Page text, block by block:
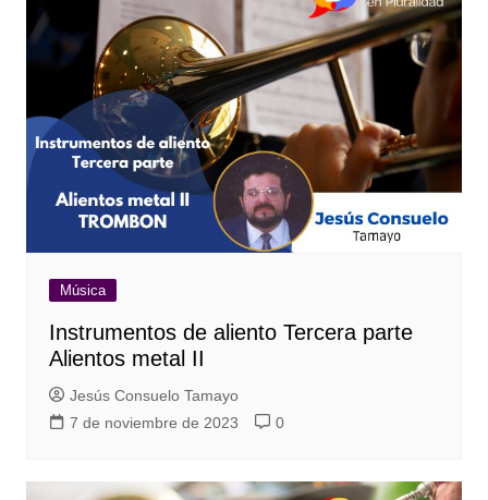
Música
Instrumentos de aliento Tercera parte
Alientos metal II
Jesús Consuelo Tamayo
7 de noviembre de 2023
0